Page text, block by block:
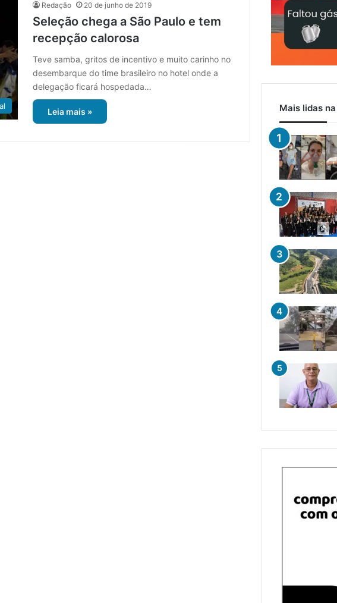
Redação 20 de junho de 2019
Seleção chega a São Paulo e tem
recepção calorosa
Teve samba, gritos de incentivo e muito carinho no
desembarque do time brasileiro no hotel onde a
delegação ficará hospedada…
Leia mais » Mais lidas